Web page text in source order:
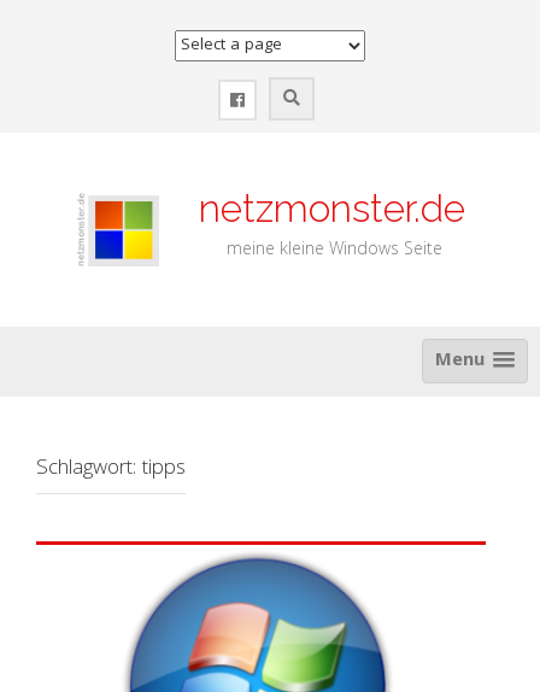
netzmonster.de
meine kleine Windows Seite
Menu
Schlagwort:tipps